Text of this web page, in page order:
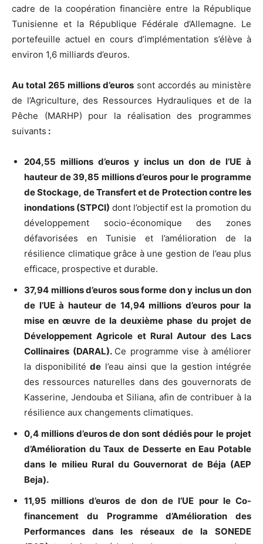
cadre de la coopération financière entre la République
Tunisienne et la République Fédérale d’Allemagne. Le
portefeuille actuel en cours d’implémentation s’élève à
environ 1,6 milliards d’euros.
Au total 265 millions d’euros sont accordés au ministère
de l’Agriculture, des Ressources Hydrauliques et de la
Pêche (MARHP) pour la réalisation des programmes
suivants :
204,55 millions d’euros y inclus un don de l’UE à
hauteur de 39,85 millions d’euros pour le programme
de Stockage, de Transfert et de Protection contre les
inondations (STPCI) dont l’objectif est la promotion du
développement socio-économique des zones
défavorisées en Tunisie et l’amélioration de la
résilience climatique grâce à une gestion de l’eau plus
efficace, prospective et durable.
37,94 millions d’euros sous forme don y inclus un don
de l’UE à hauteur de 14,94 millions d’euros pour la
mise en œuvre de la deuxième phase du projet de
Développement Agricole et Rural Autour des Lacs
Collinaires (DARAL). Ce programme vise à améliorer
la disponibilité de l’eau ainsi que la gestion intégrée
des ressources naturelles dans des gouvernorats de
Kasserine, Jendouba et Siliana, afin de contribuer à la
résilience aux changements climatiques.
0,4 millions d’euros de don sont dédiés pour le projet
d’Amélioration du Taux de Desserte en Eau Potable
dans le milieu Rural du Gouvernorat de Béja (AEP
Beja).
11,95 millions d’euros de don de l’UE pour le Co-
financement du
Programme d’Amélioration des
Performances dans les réseaux de la SONEDE